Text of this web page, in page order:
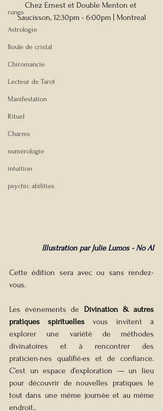
runes
Astrologie
Boule de cristal
Chiromancie
Lecteur de Tarot
Manifestation
Rituel
Charms
numérologie
intuition
psychic abilities
Chez Ernest et Double Menton et
Saucisson, 12:30pm - 6:00pm | Montreal
Illustration par Julie Lumos - No AI
Cette édition sera avec ou sans rendez-
vous.
Les événements de Divination & autres
pratiques spirituelles vous invitent à
explorer une variété de méthodes
divinatoires et à rencontrer des
praticien·nes qualifié·es et de confiance.
C’est un espace d’exploration — un lieu
pour découvrir de nouvelles pratiques le
tout dans une même journée et au même
endroit..